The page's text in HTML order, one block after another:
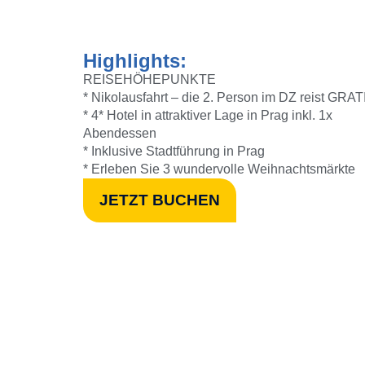
Highlights:
REISEHÖHEPUNKTE
* Nikolausfahrt – die 2. Person im DZ reist
* 4* Hotel in attraktiver Lage in Prag inkl. 1x
Abendessen
* Inklusive Stadtführung in Prag
* Erleben Sie 3 wundervolle Weihnachtsmärkte
JETZT BUCHEN